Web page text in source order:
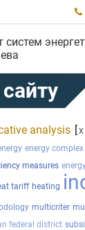

систем
analysis [x
energy complex
measures
tariff heating
multicriter
federal district